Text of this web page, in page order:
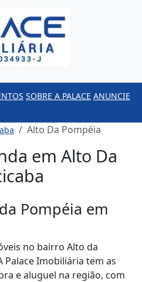
SOBRE A PALACE ANUNCIE
Alto Da Pompéia
em Alto Da
Pompéia em
no bairro Alto da
Palace Imobiliária tem as
e aluguel na região, com